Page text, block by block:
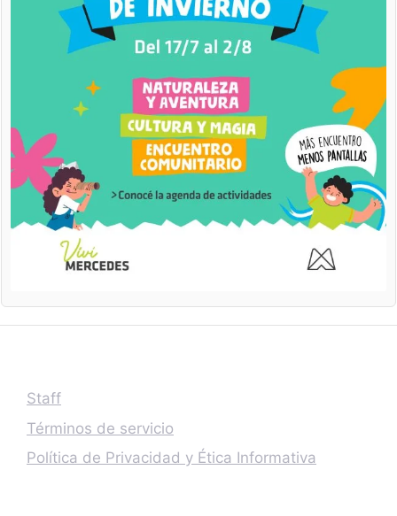
Staff
Términos de servicio
Política de Privacidad y Ética Informativa